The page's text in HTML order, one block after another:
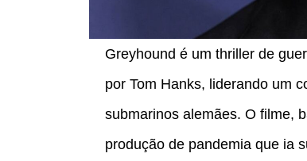
Greyhound é um thriller de
por Tom Hanks, liderando um
submarinos alemães. O filme,
produção de pandemia que ia